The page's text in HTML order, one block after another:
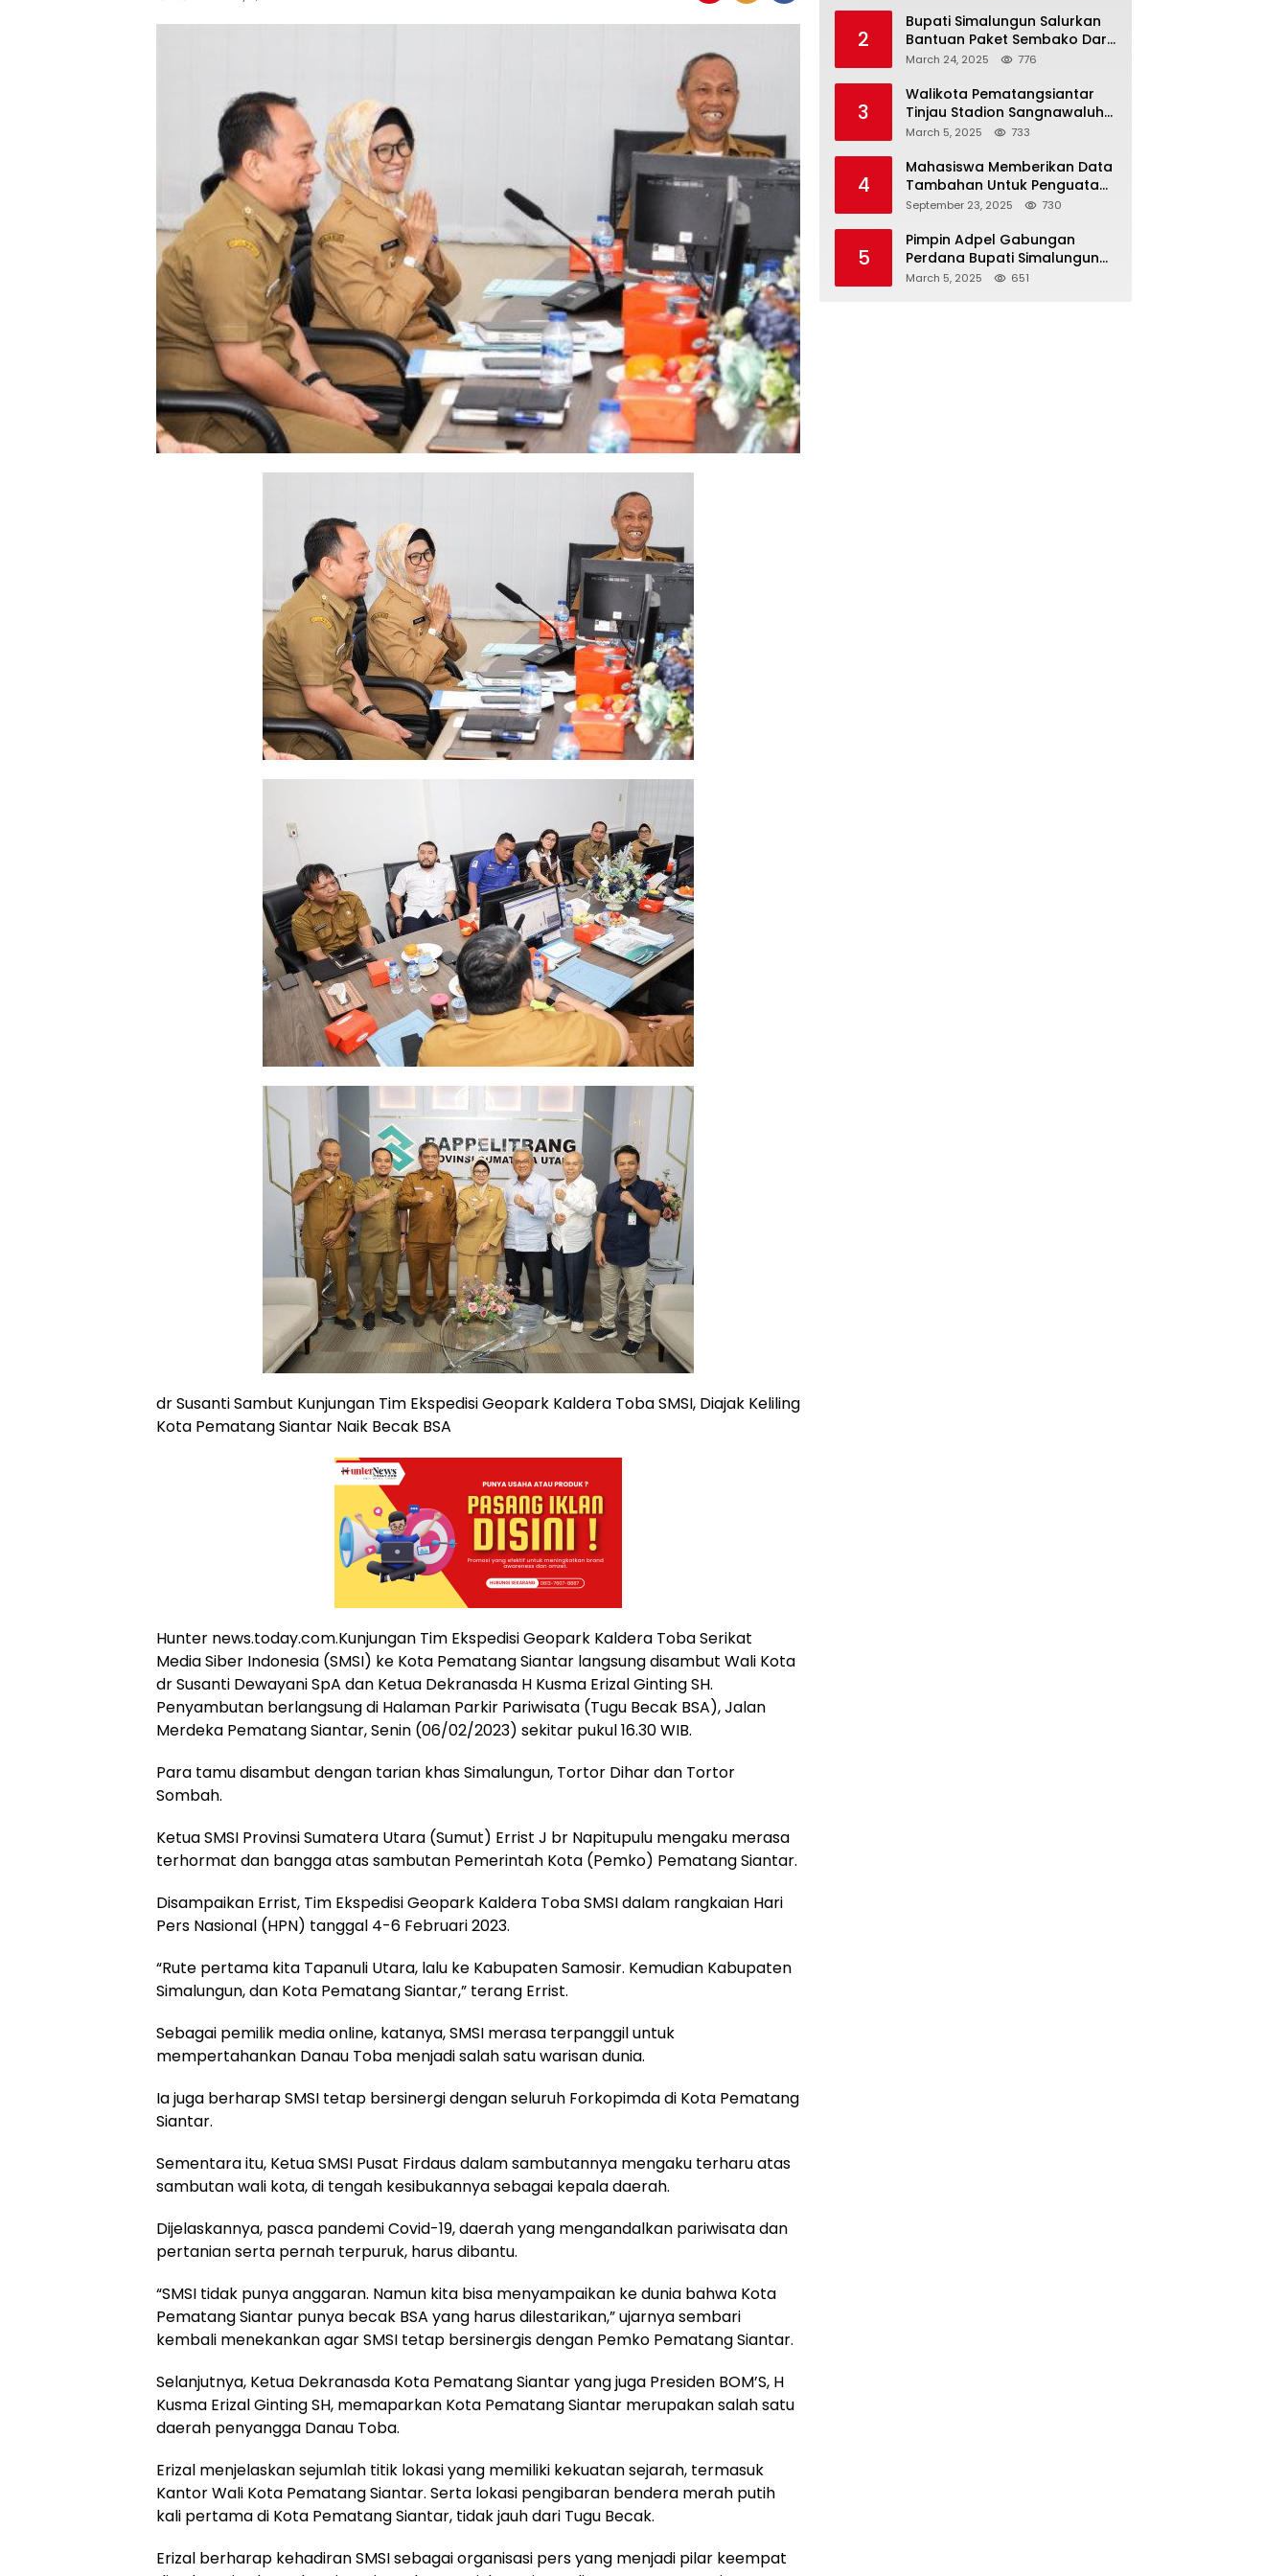
dr Susanti Sambut Kunjungan Tim Ekspedisi Geopark Kaldera Toba SMSI, Diajak Keliling
Kota Pematang Siantar Naik Becak BSA
Hunter news.today.com.Kunjungan Tim Ekspedisi Geopark Kaldera Toba Serikat
Media Siber Indonesia (SMSI) ke Kota Pematang Siantar langsung disambut Wali Kota
dr Susanti Dewayani SpA dan Ketua Dekranasda H Kusma Erizal Ginting SH.
Penyambutan berlangsung di Halaman Parkir Pariwisata (Tugu Becak BSA), Jalan
Merdeka Pematang Siantar, Senin (06/02/2023) sekitar pukul 16.30 WIB.
Para tamu disambut dengan tarian khas Simalungun, Tortor Dihar dan Tortor
Sombah.
Ketua SMSI Provinsi Sumatera Utara (Sumut) Errist J br Napitupulu mengaku merasa
terhormat dan bangga atas sambutan Pemerintah Kota (Pemko) Pematang Siantar.
Disampaikan Errist, Tim Ekspedisi Geopark Kaldera Toba SMSI dalam rangkaian Hari
Pers Nasional (HPN) tanggal 4-6 Februari 2023.
“Rute pertama kita Tapanuli Utara, lalu ke Kabupaten Samosir. Kemudian Kabupaten
Simalungun, dan Kota Pematang Siantar,” terang Errist.
Sebagai pemilik media online, katanya, SMSI merasa terpanggil untuk
mempertahankan Danau Toba menjadi salah satu warisan dunia.
Ia juga berharap SMSI tetap bersinergi dengan seluruh Forkopimda di Kota Pematang
Siantar.
Sementara itu, Ketua SMSI Pusat Firdaus dalam sambutannya mengaku terharu atas
sambutan wali kota, di tengah kesibukannya sebagai kepala daerah.
Dijelaskannya, pasca pandemi Covid-19, daerah yang mengandalkan pariwisata dan
pertanian serta pernah terpuruk, harus dibantu.
“SMSI tidak punya anggaran. Namun kita bisa menyampaikan ke dunia bahwa Kota
Pematang Siantar punya becak BSA yang harus dilestarikan,” ujarnya sembari
kembali menekankan agar SMSI tetap bersinergis dengan Pemko Pematang Siantar.
Selanjutnya, Ketua Dekranasda Kota Pematang Siantar yang juga Presiden BOM’S, H
Kusma Erizal Ginting SH, memaparkan Kota Pematang Siantar merupakan salah satu
daerah penyangga Danau Toba.
Erizal menjelaskan sejumlah titik lokasi yang memiliki kekuatan sejarah, termasuk
Kantor Wali Kota Pematang Siantar. Serta lokasi pengibaran bendera merah putih
kali pertama di Kota Pematang Siantar, tidak jauh dari Tugu Becak.
Erizal berharap kehadiran SMSI sebagai organisasi pers yang menjadi pilar keempat
2
Bupati Simalungun Salurkan
Bantuan Paket Sembako Dari
Wapres RI Kepada Korban
March 24, 2025 776
3
Walikota Pematangsiantar
Tinjau Stadion Sangnawaluh
Akan Jadikan Kebanggan
March 5, 2025 733
4
Mahasiswa Memberikan Data
Tambahan Untuk Penguatan
Dumas di Kejari Simalungun
September 23, 2025 730
5
Pimpin Adpel Gabungan
Perdana Bupati Simalungun
DR. H. Anton Achmat Saragih
March 5, 2025 651